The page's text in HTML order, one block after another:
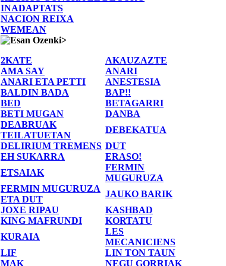
INADAPTATS
NACION REIXA
WEMEAN
>
2KATE
AKAUZAZTE
AMA SAY
ANARI
ANARI ETA PETTI
ANESTESIA
BALDIN BADA
BAP!!
BED
BETAGARRI
BETI MUGAN
DANBA
DEABRUAK
TEILATUETAN
DEBEKATUA
DELIRIUM TREMENS DUT
EH SUKARRA
ERASO!
ETSAIAK
FERMIN
MUGURUZA
FERMIN MUGURUZA
ETA DUT
JAUKO BARIK
JOXE RIPAU
KASHBAD
KING MAFRUNDI
KORTATU
KURAIA
LES
MECANICIENS
LIF
LIN TON TAUN
MAK
NEGU GORRIAK